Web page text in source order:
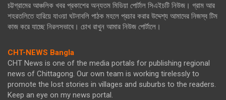
চট্টগ্রামের আঞ্চলিক খবর প্রকাশের অন্যতম মিডিয়া পোর্টাল সিএইচটি নিউজ। গ্রাম আর
শহরতলিতে হারিয়ে যাওয়া ঘটনাবলি পাঠক মহলে প্রচার করার উদ্দেশ্য আমাদের নিজস্ব টিম
কাজ করে যাচ্ছে নিরলসভাবে। চোখ রাখুন আমার নিউজ পোর্টালে।
CHT-NEWS Bangla
CHT News is one of the media portals for publishing regional
news of Chittagong. Our own team is working tirelessly to
promote the lost stories in villages and suburbs to the readers.
Keep an eye on my news portal.